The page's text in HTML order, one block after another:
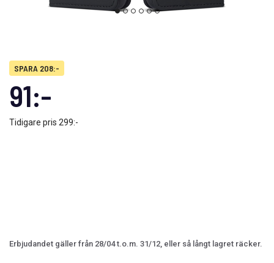
SPARA 208:-
91:-
Tidigare pris 299:-
Erbjudandet gäller från 28/04 t.o.m. 31/12, eller så långt lagret räcker.